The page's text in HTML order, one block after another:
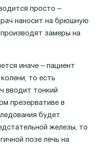
просто –
наносит на брюшную
замеры на
иначе – пациент
то есть
вводит тонкий
презервативе в
будет
железы, то
позе лечь на